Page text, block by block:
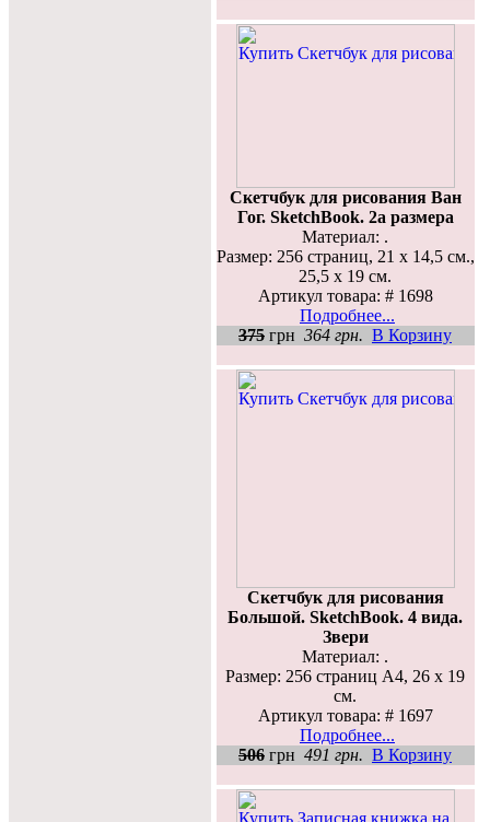
Скетчбук для рисования Ван
Гог. SketchBook. 2а размера
Материал: .
Размер: 256 страниц, 21 х 14,5 см.,
25,5 х 19 см.
Артикул товара: # 1698
Подробнее...
375 грн 364 грн. В Корзину
Скетчбук для рисования
Большой. SketchBook. 4 вида.
Звери
Материал: .
Размер: 256 страниц А4, 26 х 19
см.
Артикул товара: # 1697
Подробнее...
506 грн 491 грн. В Корзину